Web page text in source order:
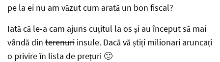
pe la ei nu am văzut cum arată un bon fiscal?
Iată că le-a cam ajuns cuțitul la os și au început să mai
vândă din terenuri insule. Dacă vă știți milionari aruncați
o privire în lista de prețuri 🙂